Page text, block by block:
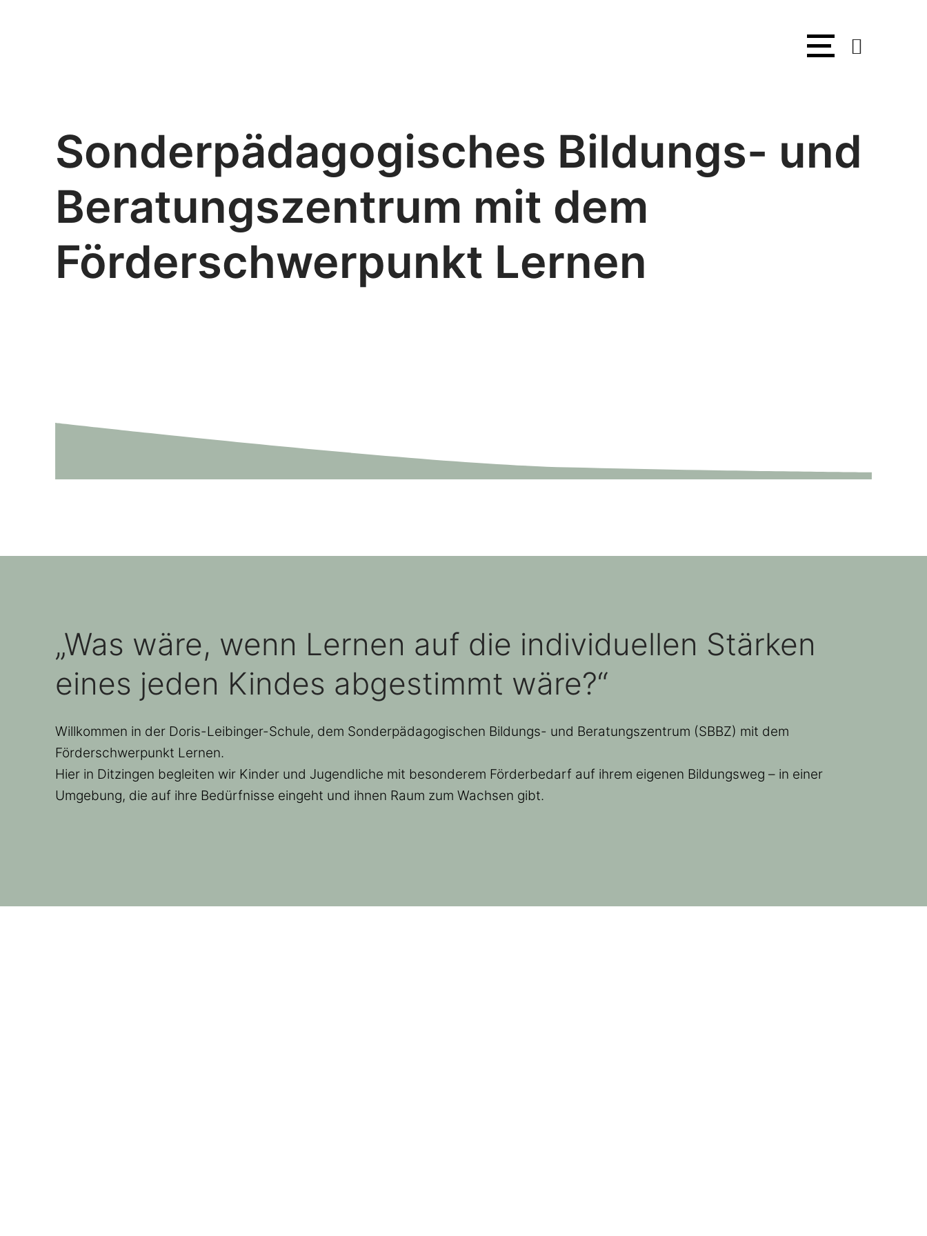
Sonderpädagogisches Bildungs- und
Beratungszentrum mit dem
Förderschwerpunkt Lernen
„Was wäre, wenn Lernen auf die individuellen Stärken
eines jeden Kindes abgestimmt wäre?“
Willkommen in der Doris-Leibinger-Schule, dem Sonderpädagogischen Bildungs- und Beratungszentrum (SBBZ) mit dem
Förderschwerpunkt Lernen.
Hier in Ditzingen begleiten wir Kinder und Jugendliche mit besonderem Förderbedarf auf ihrem eigenen Bildungsweg – in einer
Umgebung, die auf ihre Bedürfnisse eingeht und ihnen Raum zum Wachsen gibt.